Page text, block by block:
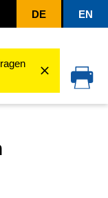
DE EN
nutzen